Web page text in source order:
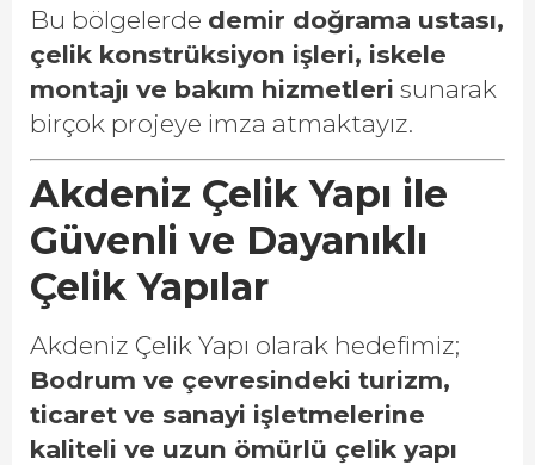
Bu bölgelerde demir doğrama ustası,
çelik konstrüksiyon işleri, iskele
montajı ve bakım hizmetleri sunarak
birçok projeye imza atmaktayız.
Akdeniz Çelik Yapı ile
Güvenli ve Dayanıklı
Çelik Yapılar
Akdeniz Çelik Yapı olarak hedefimiz;
Bodrum ve çevresindeki turizm,
ticaret ve sanayi işletmelerine
kaliteli ve uzun ömürlü çelik yapı